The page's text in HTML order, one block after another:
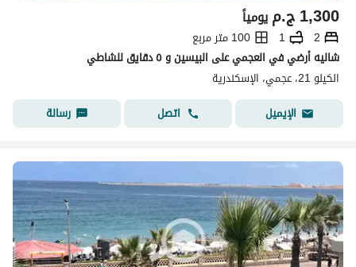
ج.م1,300 يومياً
2
1
100 متر مربع
شاليه أرضي في العجمي على البيسين و ٥ دقايق للشاطي
الكيلو 21، عجمي، الإسكندرية
الإيميل
اتصل رسالة